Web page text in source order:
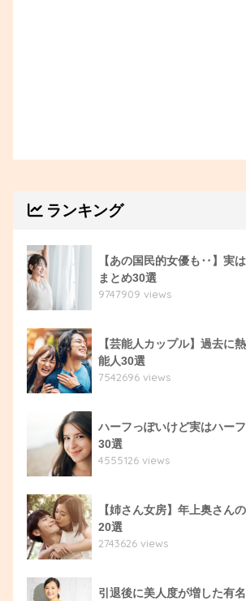
ランキング
【あの国民的女優も‥】実
まとめ30選
9747909 views
【芸能人カップル】過去に
能人30選
7542696 views
ハーフっぽいけど実はハー
30選
4555126 views
【姉さん女房】年上奥さん
20選
2743626 views
引退後に美人度が増した有